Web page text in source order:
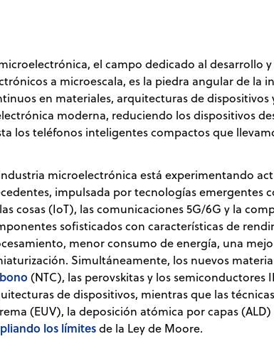
el campo dedicado al desarrollo
a microescala, es la piedra angular de la
en materiales, arquitecturas de
moderna, reduciendo los dispositivos
los teléfonos inteligentes compactos que
microelectrónica está experimentando
impulsada por tecnologías emergentes
cosas (IoT), las comunicaciones 5G/6G y la
sofisticados con características de
menor consumo de energía, una
Simultáneamente, los nuevos
(NTC), las perovskitas y los
de dispositivos, mientras que las
(EUV), la deposición atómica por capas
los límitesde la Ley de Moore.